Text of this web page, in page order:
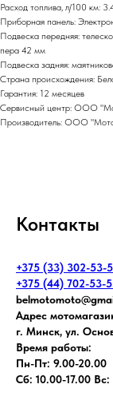
Расход топлива, л/100 км:
Приборная панель:
Подвеска передняя:
пера 42 мм
Подвеска задняя:
Страна происхождения:
Гарантия: 12 месяцев
Сервисный центр: ООО
Производитель: ООО
Контакты
+375 (33) 302-53-
+375 (44) 702-53-
Адрес
г. Минск, ул.
Время работы:
Пн-Пт: 9.00-20.00
Сб: 10.00-17.00